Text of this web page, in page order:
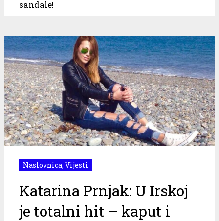
sandale!
Naslovnica, Vijesti
Katarina Prnjak: U Irskoj
je totalni hit – kaput i